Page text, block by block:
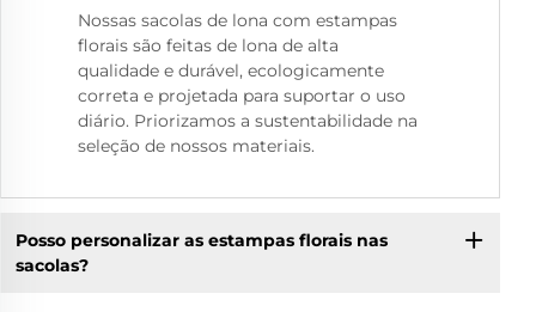
Nossas sacolas de lona com estampas
florais são feitas de lona de alta
qualidade e durável, ecologicamente
correta e projetada para suportar o uso
diário. Priorizamos a sustentabilidade na
seleção de nossos materiais.
Posso personalizar as estampas florais nas
sacolas?